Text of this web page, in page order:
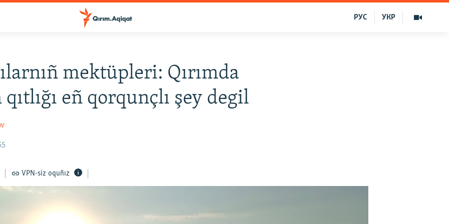
УКР
РУС
mektüpleri: Qırımda
eñ qorqunçlı şey degil
VPN-siz oquñız